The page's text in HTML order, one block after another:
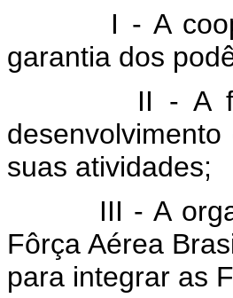
I - A
garantia dos
II - A
suas atividades;
III - A
Fôrça Aérea
para integrar as